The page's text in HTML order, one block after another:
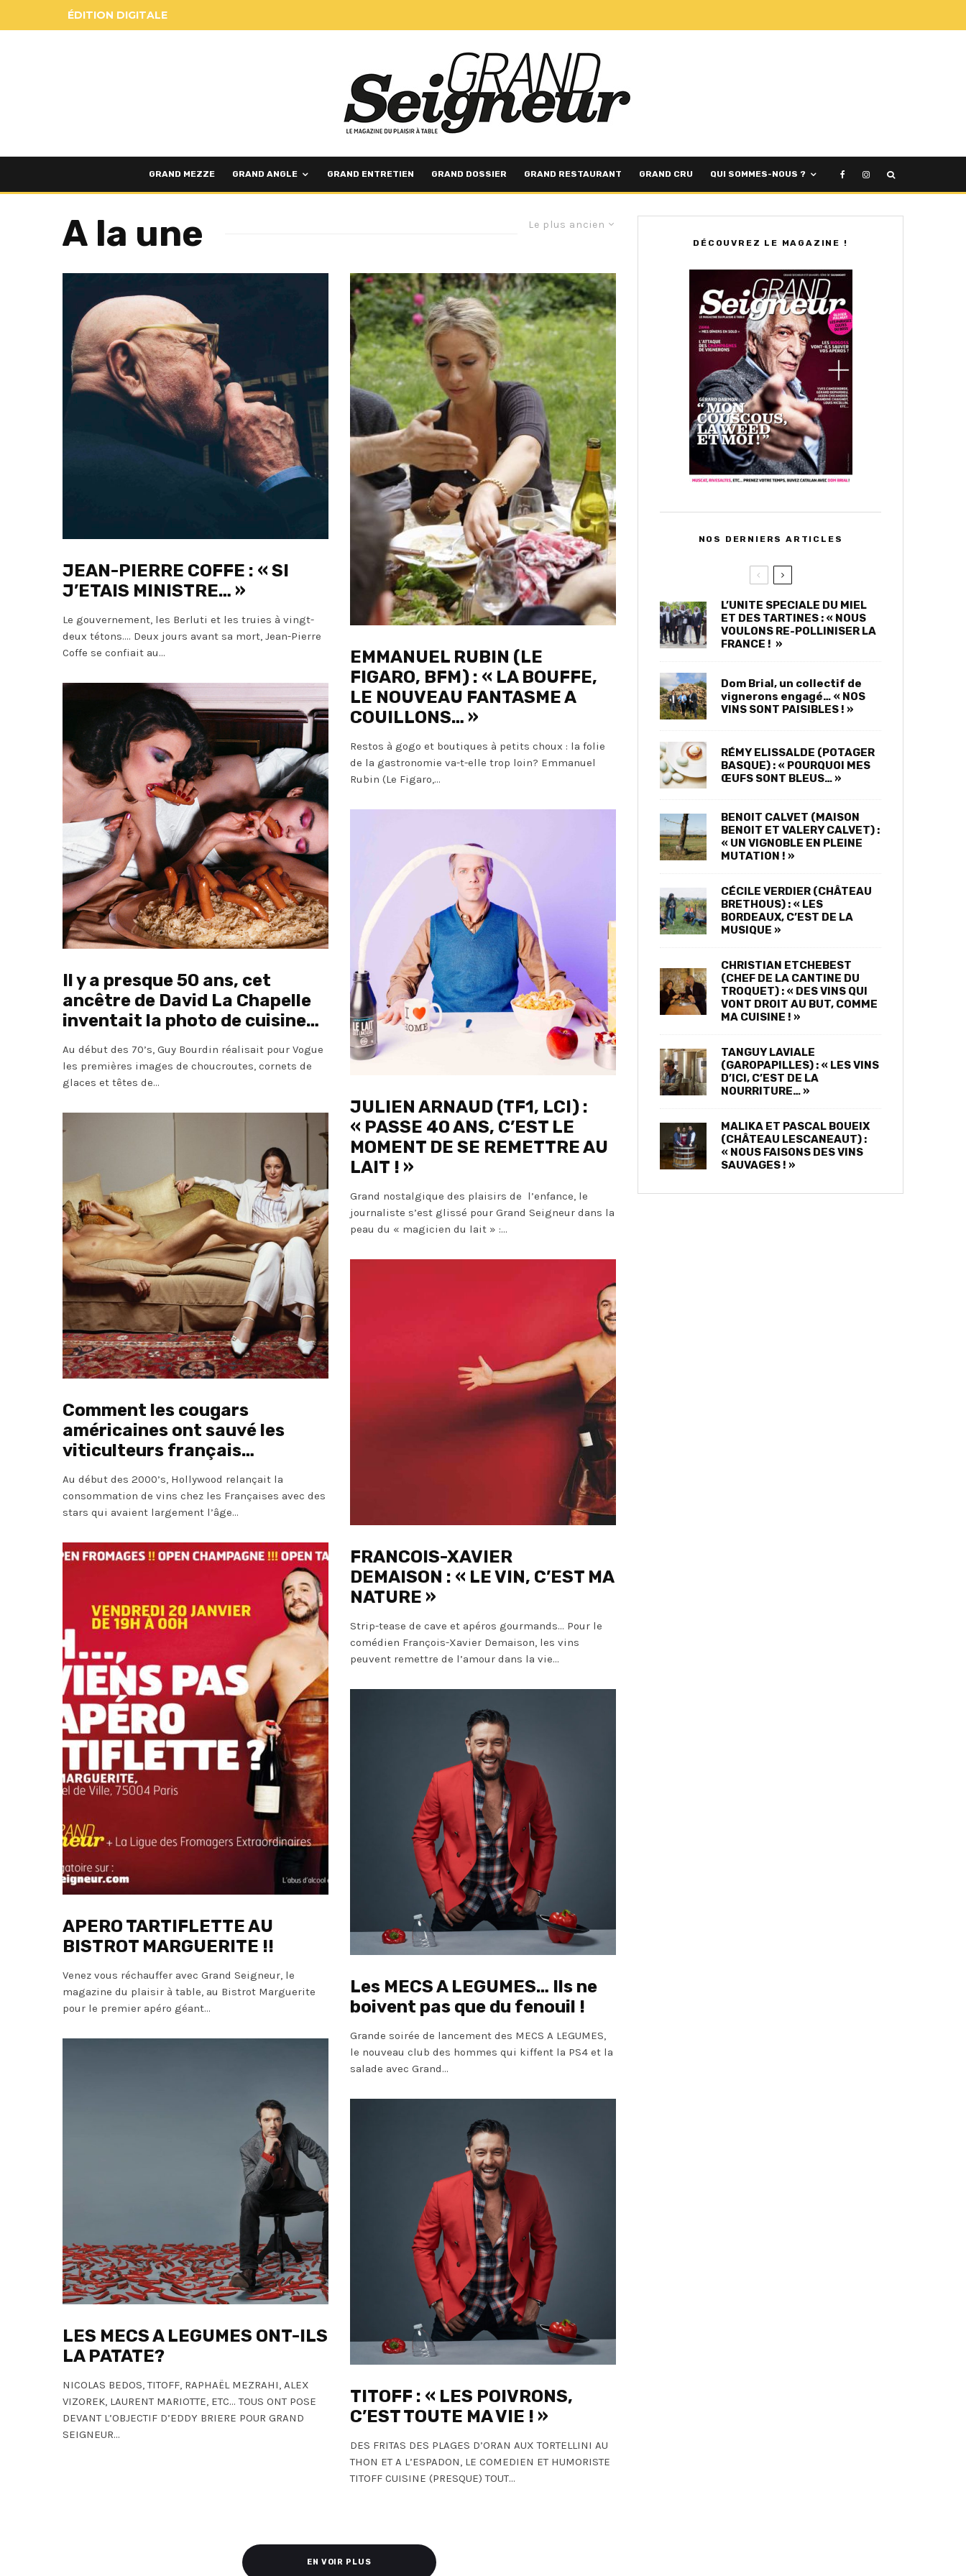
ÉDITION DIGITALE
GRAND MEZZE GRAND ANGLE GRAND ENTRETIEN GRAND DOSSIER GRAND RESTAURANT GRAND CRU QUI SOMMES-NOUS ?
Le plus ancien
A la une
JEAN-PIERRE COFFE : « SI
J’ETAIS MINISTRE… »
Le gouvernement, les Berluti et les truies à vingt-
deux tétons…. Deux jours avant sa mort, Jean-Pierre
Coffe se confiait au...
Il y a presque 50 ans, cet
ancêtre de David La Chapelle
inventait la photo de cuisine…
Au début des 70’s, Guy Bourdin réalisait pour Vogue
les premières images de choucroutes, cornets de
glaces et têtes de...
Comment les cougars
américaines ont sauvé les
viticulteurs français…
Au début des 2000’s, Hollywood relançait la
consommation de vins chez les Françaises avec des
stars qui avaient largement l’âge...
APERO TARTIFLETTE AU
BISTROT MARGUERITE !!
Venez vous réchauffer avec Grand Seigneur, le
magazine du plaisir à table, au Bistrot Marguerite
pour le premier apéro géant...
LES MECS A LEGUMES ONT-ILS
LA PATATE?
NICOLAS BEDOS, TITOFF, RAPHAËL MEZRAHI, ALEX
VIZOREK, LAURENT MARIOTTE, ETC… TOUS ONT POSE
DEVANT L’OBJECTIF D’EDDY BRIERE POUR GRAND
SEIGNEUR...
EMMANUEL RUBIN (LE
FIGARO, BFM) : « LA BOUFFE,
LE NOUVEAU FANTASME A
COUILLONS… »
Restos à gogo et boutiques à petits choux : la folie
de la gastronomie va-t-elle trop loin? Emmanuel
Rubin (Le Figaro,...
JULIEN ARNAUD (TF1, LCI) :
« PASSE 40 ANS, C’EST LE
MOMENT DE SE REMETTRE AU
LAIT ! »
Grand nostalgique des plaisirs de l’enfance, le
journaliste s’est glissé pour Grand Seigneur dans la
peau du « magicien du lait » :...
FRANCOIS-XAVIER
DEMAISON : « LE VIN, C’EST MA
NATURE »
Strip-tease de cave et apéros gourmands… Pour le
comédien François-Xavier Demaison, les vins
peuvent remettre de l’amour dans la vie...
Les MECS A LEGUMES… Ils ne
boivent pas que du fenouil !
Grande soirée de lancement des MECS A LEGUMES,
le nouveau club des hommes qui kiffent la PS4 et la
salade avec Grand...
TITOFF : « LES POIVRONS,
C’EST TOUTE MA VIE ! »
DES FRITAS DES PLAGES D’ORAN AUX TORTELLINI AU
THON ET A L’ESPADON, LE COMEDIEN ET HUMORISTE
TITOFF CUISINE (PRESQUE) TOUT...
EN VOIR PLUS
DÉCOUVREZ LE MAGAZINE !
NOS DERNIERS ARTICLES
L’UNITE SPECIALE DU MIEL
ET DES TARTINES : « NOUS
VOULONS RE-POLLINISER LA
FRANCE ! »
Dom Brial, un collectif de
vignerons engagé… « NOS
VINS SONT PAISIBLES ! »
RÉMY ELISSALDE (POTAGER
BASQUE) : « POURQUOI MES
ŒUFS SONT BLEUS… »
BENOIT CALVET (MAISON
BENOIT ET VALERY CALVET) :
« UN VIGNOBLE EN PLEINE
MUTATION ! »
CÉCILE VERDIER (CHÂTEAU
BRETHOUS) : « LES
BORDEAUX, C’EST DE LA
MUSIQUE »
CHRISTIAN ETCHEBEST
(CHEF DE LA CANTINE DU
TROQUET) : « DES VINS QUI
VONT DROIT AU BUT, COMME
MA CUISINE ! »
TANGUY LAVIALE
(GAROPAPILLES) : « LES VINS
D’ICI, C’EST DE LA
NOURRITURE… »
MALIKA ET PASCAL BOUEIX
(CHÂTEAU LESCANEAUT) :
« NOUS FAISONS DES VINS
SAUVAGES ! »